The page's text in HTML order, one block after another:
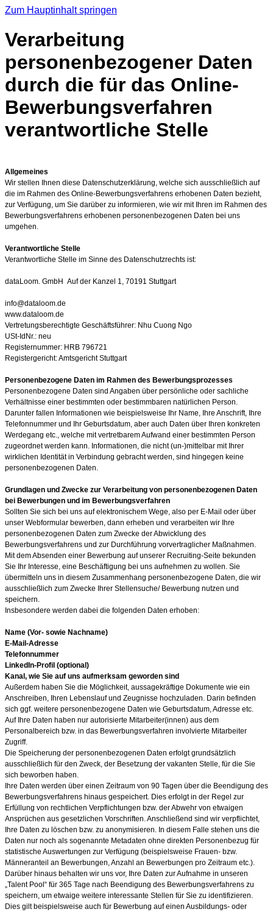
Zum Hauptinhalt springen
Verarbeitung
personenbezogener Daten
durch die für das Online-
Bewerbungsverfahren
verantwortliche Stelle
Allgemeines
Wir stellen Ihnen diese Datenschutzerklärung, welche sich ausschließlich auf
die im Rahmen des Online-Bewerbungsverfahrens erhobenen Daten bezieht,
zur Verfügung, um Sie darüber zu informieren, wie wir mit Ihren im Rahmen des
Bewerbungsverfahrens erhobenen personenbezogenen Daten bei uns
umgehen.
Verantwortliche Stelle
Verantwortliche Stelle im Sinne des Datenschutzrechts ist:
dataLoom. GmbH Auf der Kanzel 1, 70191 Stuttgart
info@dataloom.de
www.dataloom.de
Vertretungsberechtigte Geschäftsführer: Nhu Cuong Ngo
USt-IdNr.: neu
Registernummer: HRB 796721
Registergericht: Amtsgericht Stuttgart
Personenbezogene Daten im Rahmen des Bewerbungsprozesses
Personenbezogene Daten sind Angaben über persönliche oder sachliche
Verhältnisse einer bestimmten oder bestimmbaren natürlichen Person.
Darunter fallen Informationen wie beispielsweise Ihr Name, Ihre Anschrift, Ihre
Telefonnummer und Ihr Geburtsdatum, aber auch Daten über Ihren konkreten
Werdegang etc., welche mit vertretbarem Aufwand einer bestimmten Person
zugeordnet werden kann. Informationen, die nicht (un-)mittelbar mit Ihrer
wirklichen Identität in Verbindung gebracht werden, sind hingegen keine
personenbezogenen Daten.
Grundlagen und Zwecke zur Verarbeitung von personenbezogenen Daten
bei Bewerbungen und im Bewerbungsverfahren
Sollten Sie sich bei uns auf elektronischem Wege, also per E-Mail oder über
unser Webformular bewerben, dann erheben und verarbeiten wir Ihre
personenbezogenen Daten zum Zwecke der Abwicklung des
Bewerbungsverfahrens und zur Durchführung vorvertraglicher Maßnahmen.
Mit dem Absenden einer Bewerbung auf unserer Recruiting-Seite bekunden
Sie Ihr Interesse, eine Beschäftigung bei uns aufnehmen zu wollen. Sie
übermitteln uns in diesem Zusammenhang personenbezogene Daten, die wir
ausschließlich zum Zwecke Ihrer Stellensuche/ Bewerbung nutzen und
speichern.
Insbesondere werden dabei die folgenden Daten erhoben:
Name (Vor- sowie Nachname)
E-Mail-Adresse
Telefonnummer
LinkedIn-Profil (optional)
Kanal, wie Sie auf uns aufmerksam geworden sind
Außerdem haben Sie die Möglichkeit, aussagekräftige Dokumente wie ein
Anschreiben, Ihren Lebenslauf und Zeugnisse hochzuladen. Darin befinden
sich ggf. weitere personenbezogene Daten wie Geburtsdatum, Adresse etc.
Auf Ihre Daten haben nur autorisierte Mitarbeiter(innen) aus dem
Personalbereich bzw. in das Bewerbungsverfahren involvierte Mitarbeiter
Zugriff.
Die Speicherung der personenbezogenen Daten erfolgt grundsätzlich
ausschließlich für den Zweck, der Besetzung der vakanten Stelle, für die Sie
sich beworben haben.
Ihre Daten werden über einen Zeitraum von 90 Tagen über die Beendigung des
Bewerbungsverfahrens hinaus gespeichert. Dies erfolgt in der Regel zur
Erfüllung von rechtlichen Verpflichtungen bzw. der Abwehr von etwaigen
Ansprüchen aus gesetzlichen Vorschriften. Anschließend sind wir verpflichtet,
Ihre Daten zu löschen bzw. zu anonymisieren. In diesem Falle stehen uns die
Daten nur noch als sogenannte Metadaten ohne direkten Personenbezug für
statistische Auswertungen zur Verfügung (beispielsweise Frauen- bzw.
Männeranteil an Bewerbungen, Anzahl an Bewerbungen pro Zeitraum etc.).
Darüber hinaus behalten wir uns vor, Ihre Daten zur Aufnahme in unseren
„Talent Pool“ für 365 Tage nach Beendigung des Bewerbungsverfahrens zu
speichern, um etwaige weitere interessante Stellen für Sie zu identifizieren.
Dies gilt beispielsweise auch für Bewerbung auf einen Ausbildungs- oder